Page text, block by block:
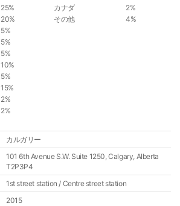
25%
20%
5%
5%
5%
10%
5%
15%
2%
2%
カナダ
2%
その他
4%
カルガリー
101 6th Avenue S.W. Suite 1250, Calgary, Alberta
T2P3P4
1st street station / Centre street station
2015